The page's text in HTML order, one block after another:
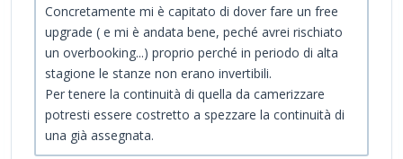
Concretamente mi è capitato di dover fare un free
upgrade ( e mi è andata bene, peché avrei rischiato
un overbooking...) proprio perché in periodo di alta
stagione le stanze non erano invertibili.
Per tenere la continuità di quella da camerizzare
potresti essere costretto a spezzare la continuità di
una già assegnata.